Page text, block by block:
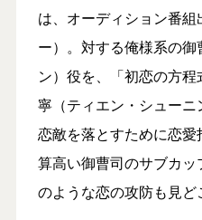
は、オーディション番
ー）。対する俺様系の
ン）役を、「初恋の方
寧（ティエン・シューニ
恋敵を落とすために恋
算高い御曹司のサブカ
のような恋の攻防も見ど